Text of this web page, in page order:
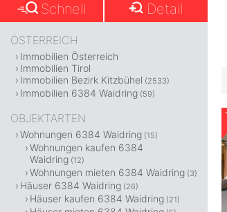
Schnell Detail
ÖSTERREICH
Immobilien Österreich
Immobilien Tirol
Immobilien Bezirk Kitzbühel (2533)
Immobilien 6384 Waidring (59)
OBJEKTARTEN
Wohnungen 6384 Waidring (15)
Wohnungen kaufen 6384
Waidring (12)
Wohnungen mieten 6384 Waidring (3)
Häuser 6384 Waidring (26)
Häuser kaufen 6384 Waidring (21)